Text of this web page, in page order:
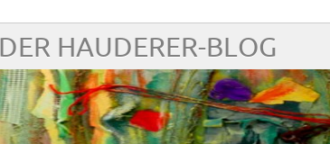
DER HAUDERER-BLOG